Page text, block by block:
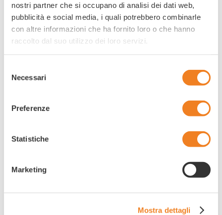
nostri partner che si occupano di analisi dei dati web,
pubblicità e social media, i quali potrebbero combinarle
con altre informazioni che ha fornito loro o che hanno
raccolto dal suo utilizzo dei loro servizi.
delNecessari
Preferenze
Statistiche
Marketing
Mostra dettagli
Details